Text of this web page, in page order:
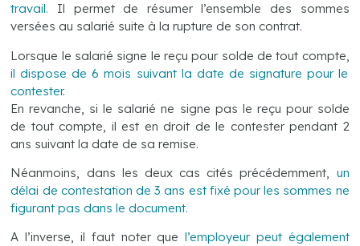
travail. Il permet de résumer l’ensemble des sommes
versées au salarié suite à la rupture de son contrat.
Lorsque le salarié signe le reçu pour solde de tout compte,
il dispose de 6 mois suivant la date de signature pour le
contester.
En revanche, si le salarié ne signe pas le reçu pour solde
de tout compte, il est en droit de le contester pendant 2
ans suivant la date de sa remise.
Néanmoins, dans les deux cas cités précédemment, un
délai de contestation de 3 ans est fixé pour les sommes ne
figurant pas dans le document.
A l’inverse, il faut noter quel’employeur peut également